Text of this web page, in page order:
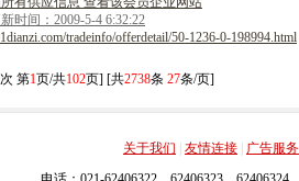
时间：2009-5-4 6:32:22
tradeinfo/offerdetail/50-1236-0-198994.html
第1页/共102页] [共2738条 27条/页]
关于我们 友情连接
广告服务